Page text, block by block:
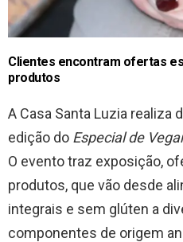
Clientes encontram ofertas
produtos
A Casa Santa Luzia realiza
edição do Especial de
O evento traz exposição,
produtos, que vão desde
integrais e sem glúten a
componentes de origem